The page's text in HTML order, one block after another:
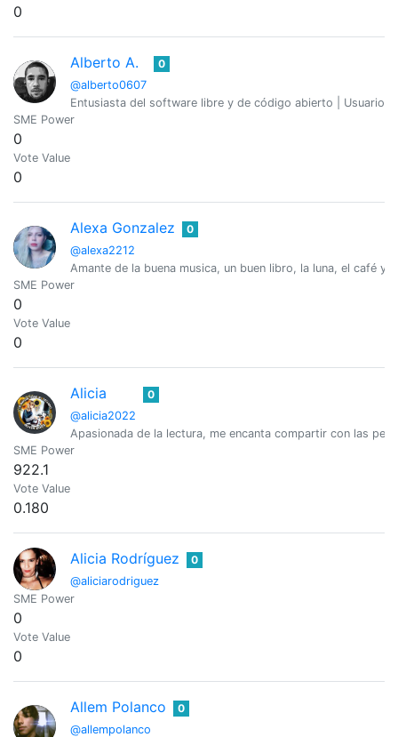
0
Alberto A.
@alberto0607
0
Entusiasta del software libre y de código abierto | Usuario
SME Power
0
Vote Value
0
Alexa Gonzalez
@alexa2212
0
Amante de la buena musica, un buen libro, la luna, el café y
SME Power
0
Vote Value
0
Alicia
@alicia2022
0
Apasionada de la lectura, me encanta compartir con las
SME Power
922.1
Vote Value
0.180
Alicia Rodríguez
@aliciarodriguez
0
SME Power
0
Vote Value
0
Allem Polanco
@allempolanco
0